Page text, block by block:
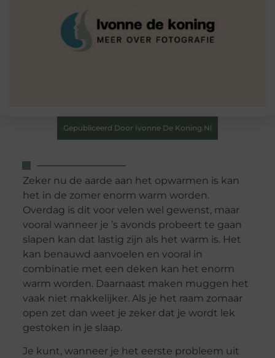
Gepubliceerd Door Ivonne De Koning.nl
Zeker nu de aarde aan het opwarmen is kan
het in de zomer enorm warm worden.
Overdag is dit voor velen wel gewenst, maar
vooral wanneer je ’s avonds probeert te gaan
slapen kan dat lastig zijn als het warm is. Het
kan benauwd aanvoelen en vooral in
combinatie met een deken kan het enorm
warm worden. Daarnaast maken muggen het
vaak niet makkelijker. Als je het raam zomaar
open zet dan weet je zeker dat je wordt lek
gestoken in je slaap.
Je kunt, wanneer je het eerste probleem uit